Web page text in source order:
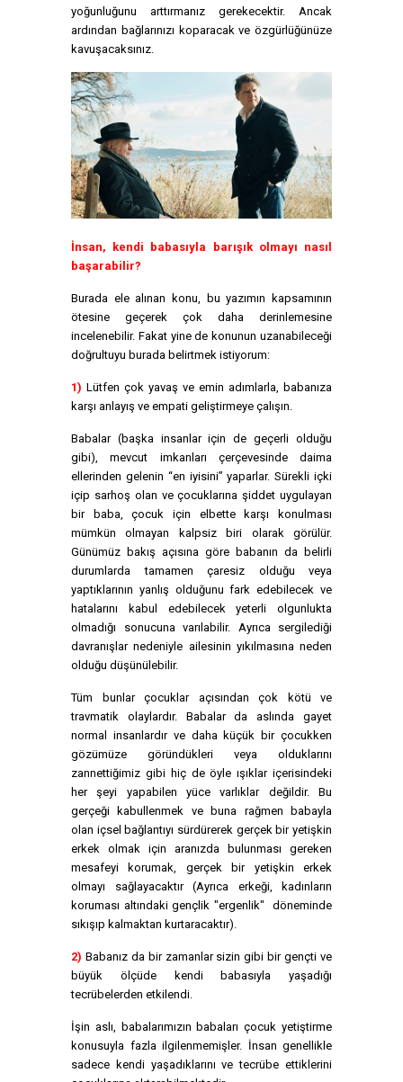
yoğunluğunu arttırmanız gerekecektir. Ancak
ardından bağlarınızı koparacak ve özgürlüğünüze
kavuşacaksınız.
İnsan, kendi babasıyla barışık olmayı nasıl
başarabilir?
Burada ele alınan konu, bu yazımın kapsamının
ötesine geçerek çok daha derinlemesine
incelenebilir. Fakat yine de konunun uzanabileceği
doğrultuyu burada belirtmek istiyorum:
1) Lütfen çok yavaş ve emin adımlarla, babanıza
karşı anlayış ve empati geliştirmeye çalışın.
Babalar (başka insanlar için de geçerli olduğu
gibi), mevcut imkanları çerçevesinde daima
ellerinden gelenin “en iyisini” yaparlar. Sürekli içki
içip sarhoş olan ve çocuklarına şiddet uygulayan
bir baba, çocuk için elbette karşı konulması
mümkün olmayan kalpsiz biri olarak görülür.
Günümüz bakış açısına göre babanın da belirli
durumlarda tamamen çaresiz olduğu veya
yaptıklarının yanlış olduğunu fark edebilecek ve
hatalarını kabul edebilecek yeterli olgunlukta
olmadığı sonucuna varılabilir. Ayrıca sergilediği
davranışlar nedeniyle ailesinin yıkılmasına neden
olduğu düşünülebilir.
Tüm bunlar çocuklar açısından çok kötü ve
travmatik olaylardır. Babalar da aslında gayet
normal insanlardır ve daha küçük bir çocukken
gözümüze göründükleri veya olduklarını
zannettiğimiz gibi hiç de öyle ışıklar içerisindeki
her şeyi yapabilen yüce varlıklar değildir. Bu
gerçeği kabullenmek ve buna rağmen babayla
olan içsel bağlantıyı sürdürerek gerçek bir yetişkin
erkek olmak için aranızda bulunması gereken
mesafeyi korumak, gerçek bir yetişkin erkek
olmayı sağlayacaktır (Ayrıca erkeği, kadınların
koruması altındaki gençlik "ergenlik" döneminde
sıkışıp kalmaktan kurtaracaktır).
2) Babanız da bir zamanlar sizin gibi bir gençti ve
büyük ölçüde kendi babasıyla yaşadığı
tecrübelerden etkilendi.
İşin aslı, babalarımızın babaları çocuk yetiştirme
konusuyla fazla ilgilenmemişler. İnsan genellikle
sadece kendi yaşadıklarını ve tecrübe ettiklerini